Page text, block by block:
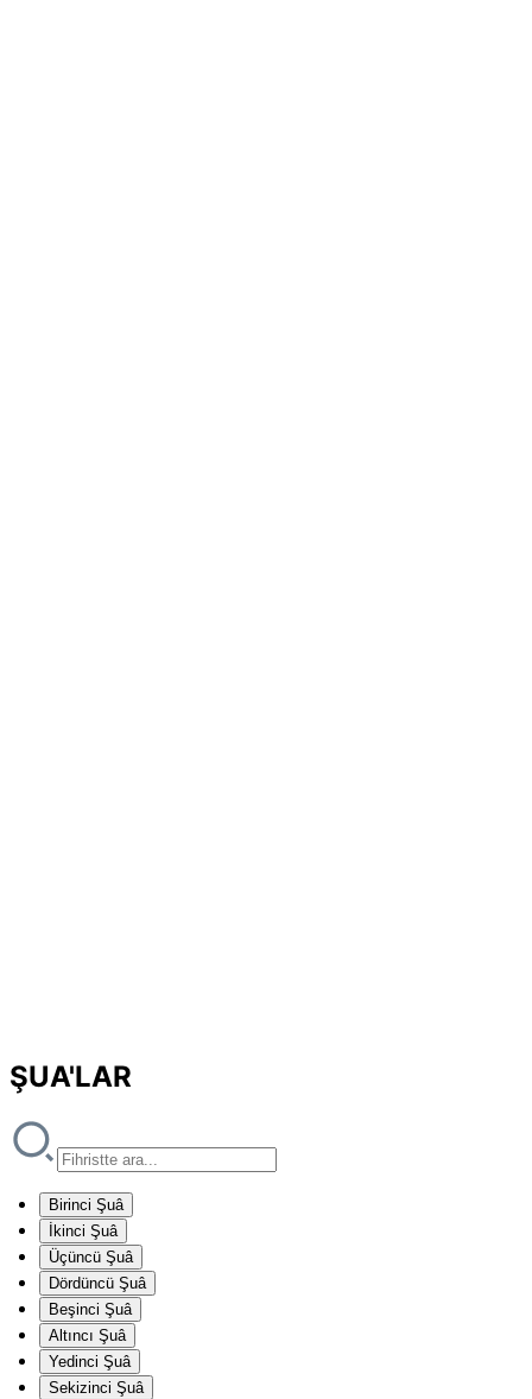
ŞUA'LAR
Birinci Şuâ
İkinci Şuâ
Üçüncü Şuâ
Dördüncü Şuâ
Beşinci Şuâ
Altıncı Şuâ
Yedinci Şuâ
Sekizinci Şuâ